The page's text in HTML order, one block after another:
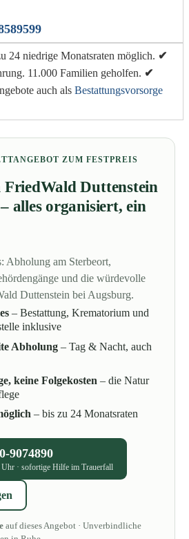
24 niedrige Monatsraten möglich. ✔
11.000 Familien geholfen. ✔
auch als Bestattungsvorsorge
ZUM FESTPREIS
Duttenstein
alles organisiert, ein
Abholung am Sterbeort,
und die würdevolle
Duttenstein bei Augsburg.
– Bestattung, Krematorium und
inklusive
Abholung– Tag & Nacht, auch
keine Folgekosten – die Natur
– bis zu 24 Monatsraten
9074890
· sofortige Hilfe im Trauerfall
auf dieses Angebot · Unverbindliche